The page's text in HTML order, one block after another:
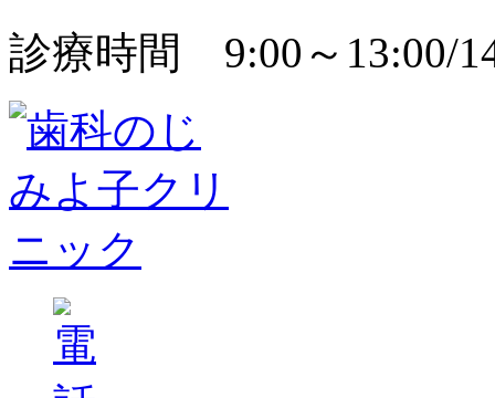
診療時間 9:00～13:00/